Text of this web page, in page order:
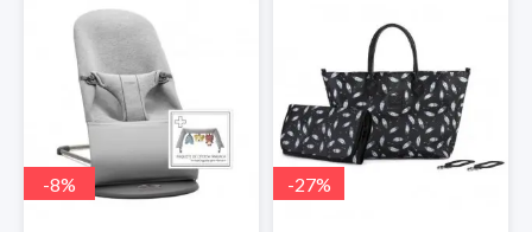
-8% -27%